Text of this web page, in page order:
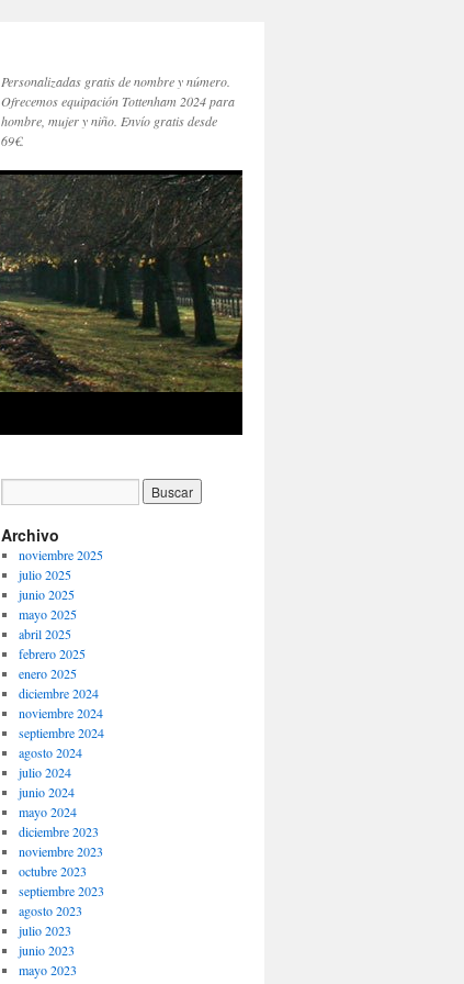
Personalizadas gratis de nombre y número.
Ofrecemos equipación Tottenham 2024 para
hombre, mujer y niño. Envío gratis desde
69€.
Archivo
noviembre 2025
julio 2025
junio 2025
mayo 2025
abril 2025
febrero 2025
enero 2025
diciembre 2024
noviembre 2024
septiembre 2024
agosto 2024
julio 2024
junio 2024
mayo 2024
diciembre 2023
noviembre 2023
octubre 2023
septiembre 2023
agosto 2023
julio 2023
junio 2023
mayo 2023